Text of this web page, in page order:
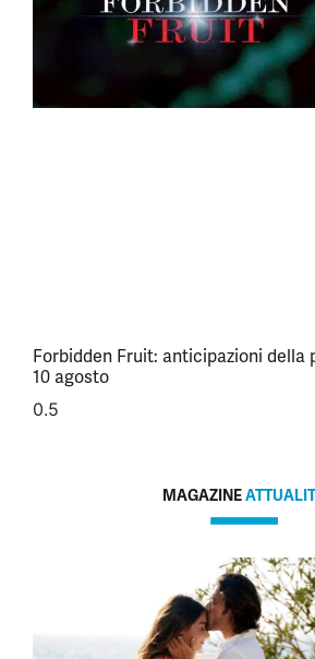
Forbidden Fruit: anticipazioni della
10 agosto
MAGAZINE